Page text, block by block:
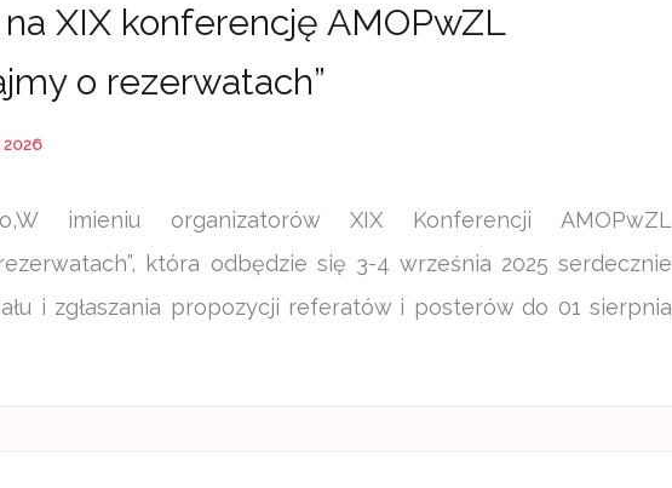
XIX konferencję AMOPwZL
o rezerwatach”
2026
imieniu organizatorów XIX Konferencji AMOPwZL
która odbędzie się 3-4 września 2025 serdecznie
i zgłaszania propozycji referatów i posterów do 01 sierpnia